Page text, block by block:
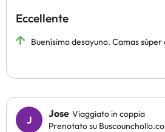
Eccellente
Buenísimo desayuno. Camas súper
Jose Viaggiato in coppia
Prenotato su